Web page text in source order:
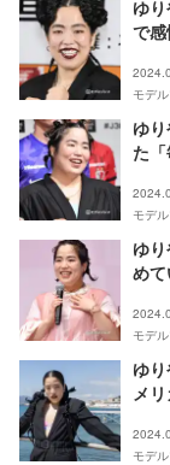
ゆ
で感
モデ
ゆ
た
モデ
ゆ
め
モデ
ゆ
メ
モデ